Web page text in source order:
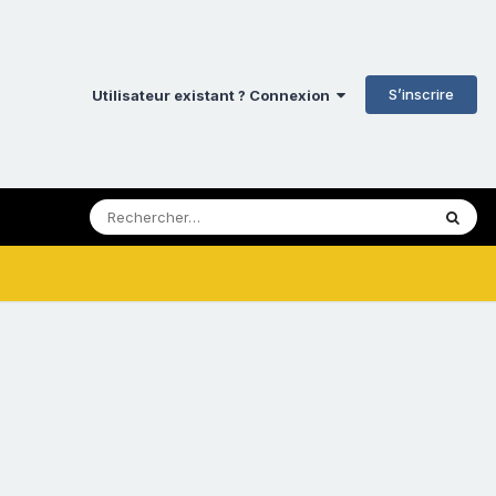
Utilisateur existant ? Connexion S’inscrire